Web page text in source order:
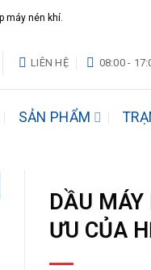
máy nén khí.
LIÊN HỆ 08:00 -
SẢN PHẨM
DẦU
ƯU CỦA